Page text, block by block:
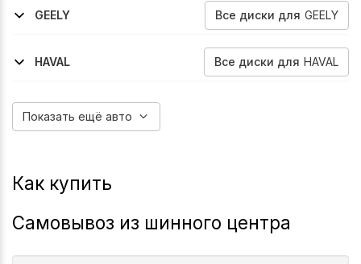
GEELY
Все диски для GEELY
2018-2023
2021-2025
2023-2026
2024-2026
2021-2025
2013-2018
2018-2021
2019-2021
2025-2026
HAVAL
Все диски для HAVAL
Показать ещё авто
Как купить
Самовывоз из шинного центра